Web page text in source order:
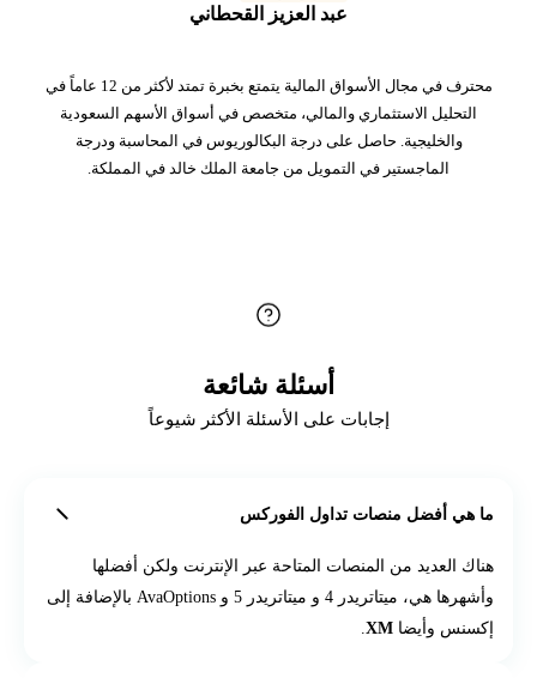
عبد العزيز القحطاني
محترف في مجال الأسواق المالية يتمتع بخبرة تمتد لأكثر من 12 عاماً في
التحليل الاستثماري والمالي، متخصص في أسواق الأسهم السعودية
والخليجية. حاصل على درجة البكالوريوس في المحاسبة ودرجة
الماجستير في التمويل من جامعة الملك خالد في المملكة.
أسئلة شائعة
إجابات على الأسئلة الأكثر شيوعاً
ما هي أفضل منصات تداول الفوركس
هناك العديد من المنصات المتاحة عبر الإنترنت ولكن أفضلها
وأشهرها هي، ميتاتريدر 4 و ميتاتريدر 5 و AvaOptions بالإضافة إلى
إكسنس وأيضا XM